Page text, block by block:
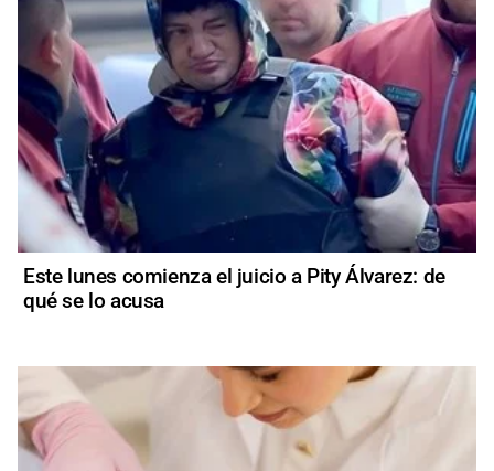
Este lunes comienza el juicio a Pity Álvarez: de
qué se lo acusa